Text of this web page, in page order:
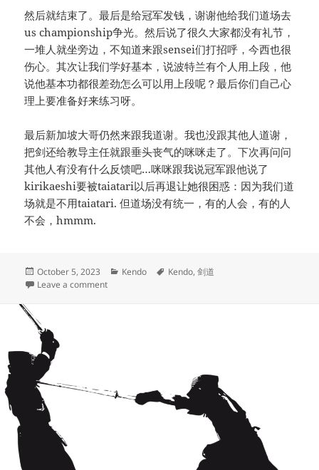
然后就结束了。最后是给冠军发钱，谢谢他给我们道场去
us championship争光。然后说了很久大家都没有礼节，
一堆人就坐旁边，不知道来跟sensei们打招呼，今西也很
伤心。其次让我们学好基本，说波特兰有个人用上段，他
说他基本功都很差劲怎么可以用上段呢？最后你们自己心
理上要准备好来练习呀。
最后新加坡大哥仍然来跟我道谢。我也没跟其他人道谢，
把剑还给教导主任就跟垂头丧气的咪咪走了。下次再问问
其他人有没有什么反馈吧…咪咪跟我说冠军跟他说了
kirikaeshi要被taiatari以后再退让她很困惑：因为我们道
场就是不用taiatari. 但道场没有统一，有的人会，有的人
不会，hmmm.
Posted
on
October 5, 2023 Categories
Kendo Tags
Kendo,剑道
Leave a commenton Kendo Practice Notes Season 004 | 剑道笔记 第四